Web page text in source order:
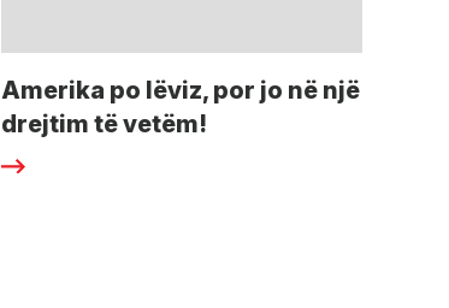
Amerika po lëviz, por jo në një
drejtim të vetëm!